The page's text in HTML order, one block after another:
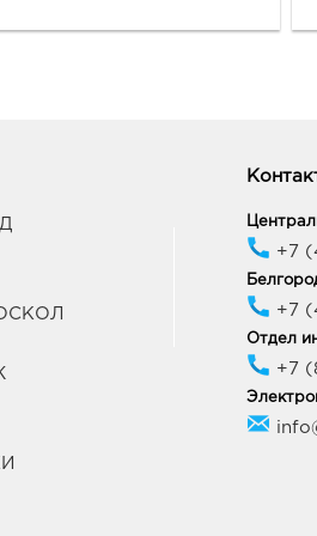
308009, Белгородская обл, г
9:00 - 21:00
Воронеж Солнечный Рай:
394006, Воронежская обл, г
Воронеж, ул 20-летия Октября,
10:00 - 21:00
+7
+7
Отдел
+7